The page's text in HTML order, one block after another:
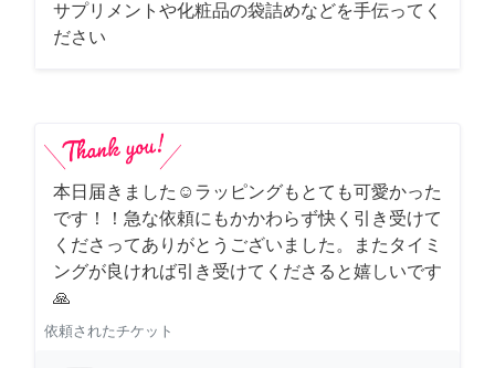
サプリメントや化粧品の袋詰めなどを手伝ってく
ださい
本日届きました☺️ラッピングもとても可愛かった
です！！急な依頼にもかかわらず快く引き受けて
くださってありがとうございました。またタイミ
ングが良ければ引き受けてくださると嬉しいです
🙏
依頼されたチケット